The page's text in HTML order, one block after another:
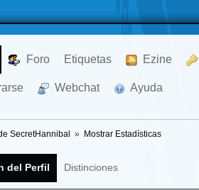
Foro Etiquetas Ezine
Webchat Ayuda
SecretHannibal » Mostrar Estadísticas
del Perfil Distinciones